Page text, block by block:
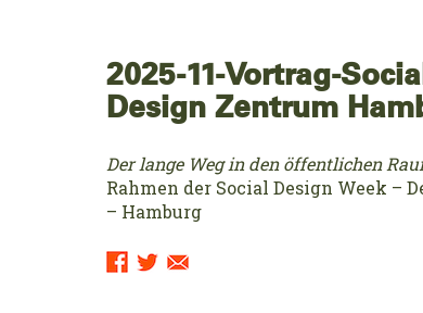
2025-11-Vortrag-
Design Zentrum
Der lange Weg in den öffentlichen
Rahmen der Social Design Week –
– Hamburg
Sharing